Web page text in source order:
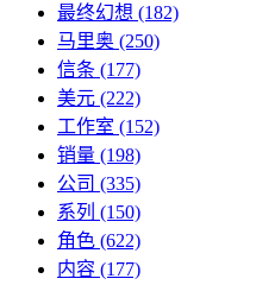
最终幻想 (182)
马里奥 (250)
信条 (177)
美元 (222)
工作室 (152)
销量 (198)
公司 (335)
系列 (150)
角色 (622)
内容 (177)